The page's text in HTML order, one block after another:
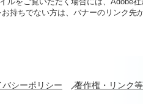
持ちでない方は、バナーのリンク先
バシーポリシー 著作権・リンク